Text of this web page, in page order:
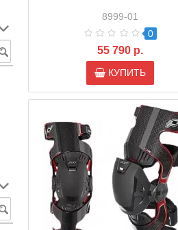
8999-01
0
55 790 р.
КУПИТЬ